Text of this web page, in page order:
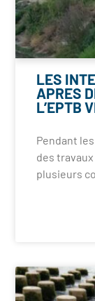
LES
APRES
L’EPTB
Pendant
des
plusieurs